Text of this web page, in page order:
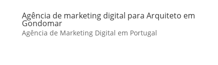
Agência de marketing digital para Arquiteto em
Gondomar
Agência de Marketing Digital em Portugal